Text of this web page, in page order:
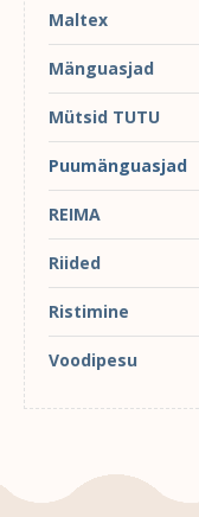
Maltex
Mänguasjad
Mütsid TUTU
Puumänguasjad
REIMA
Riided
Ristimine
Voodipesu